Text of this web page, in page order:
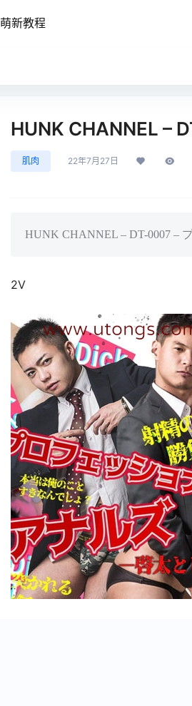
萌新教程
HUNK CHANNEL –
肌肉 22年7月27日
HUNK CHANNEL – DT-0007 –
2V